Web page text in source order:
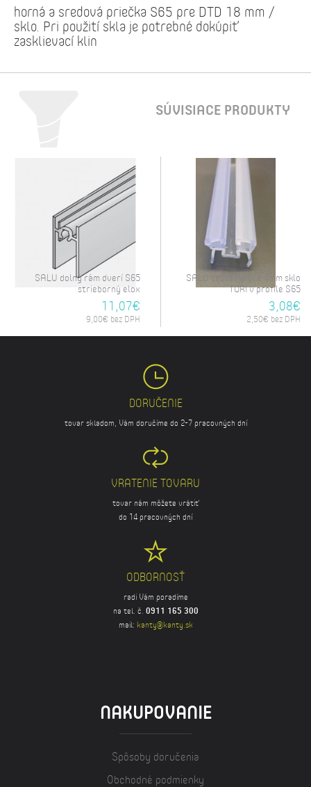
horná a sredová priečka S65 pre DTD 18 mm /
sklo. Pri použití skla je potrebné dokúpiť
zasklievací klin
SÚVISIACE PRODUKTY
SALU dolný rám dverí S65
strieborný elox
11,07€
9,00€ bez DPH
SALU tesnenie pre 4mm sklo
TORI v profile S65
3,08€
2,50€ bez DPH
DORUČENIE
tovar skladom, Vám doručíme do 2-7 pracovných dní
VRATENIE TOVARU
tovar nám môžete vrátiť
do 14 pracovných dní
ODBORNOSŤ
radi Vám poradíme
na tel. č. 0911 165 300
mail: kanty@kanty.sk
NAKUPOVANIE
Spôsoby doručenia
Obchodné podmienky